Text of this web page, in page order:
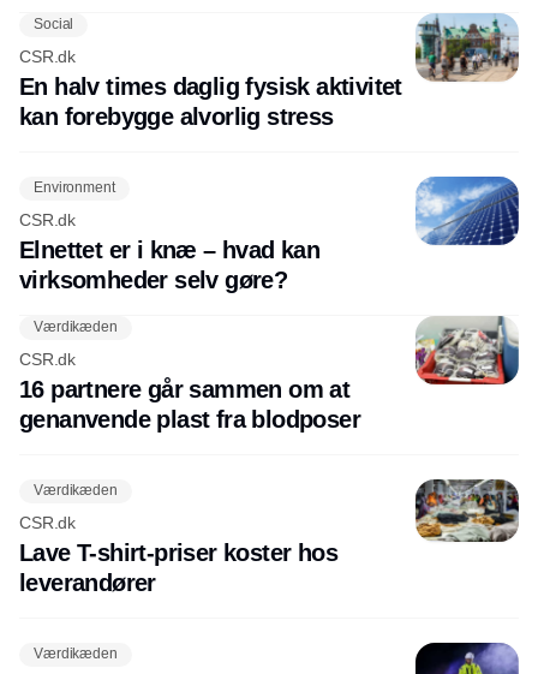
Social
CSR.dk
En halv times daglig fysisk aktivitet
kan forebygge alvorlig stress
Environment
CSR.dk
Elnettet er i knæ – hvad kan
virksomheder selv gøre?
Værdikæden
CSR.dk
16 partnere går sammen om at
genanvende plast fra blodposer
Værdikæden
CSR.dk
Lave T-shirt-priser koster hos
leverandører
Værdikæden